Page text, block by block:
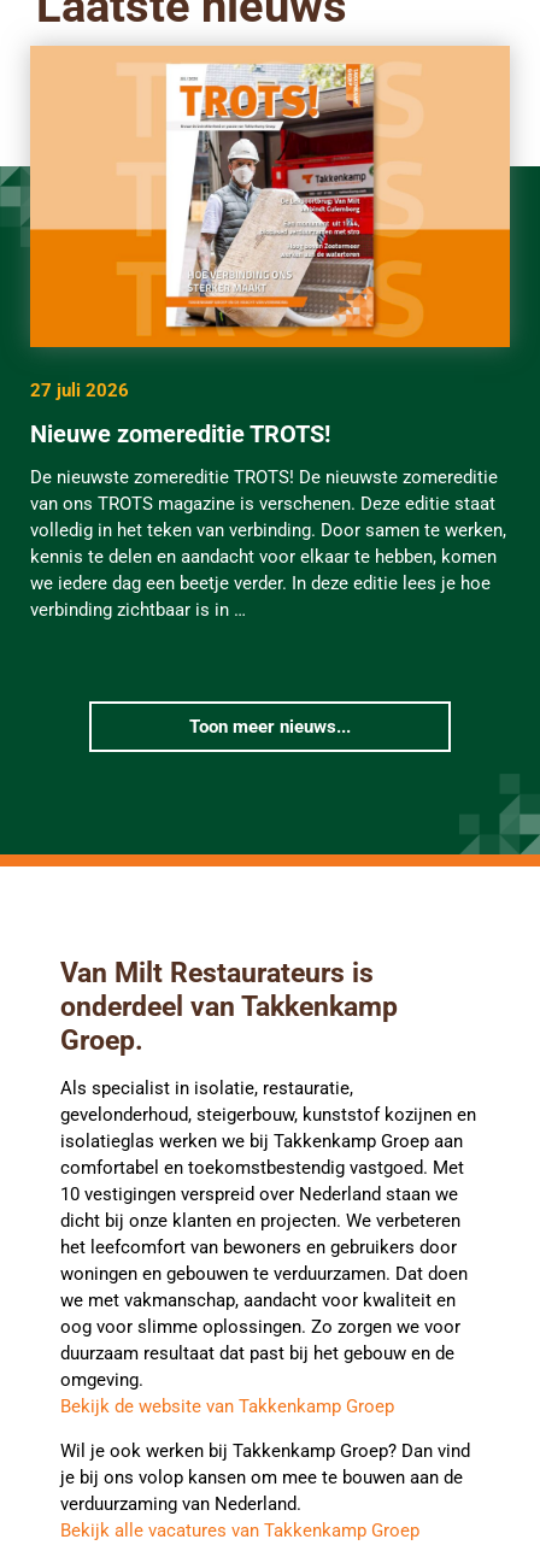
27 juli 2026
Nieuwe zomereditie TROTS!
De nieuwste zomereditie TROTS! De nieuwste zomereditie
van ons TROTS magazine is verschenen. Deze editie staat
volledig in het teken van verbinding. Door samen te werken,
kennis te delen en aandacht voor elkaar te hebben, komen
we iedere dag een beetje verder. In deze editie lees je hoe
verbinding zichtbaar is in …
Toon meer nieuws...
Van Milt Restaurateurs is
onderdeel van Takkenkamp
Groep.
Als specialist in isolatie, restauratie,
gevelonderhoud, steigerbouw, kunststof kozijnen en
isolatieglas werken we bij Takkenkamp Groep aan
comfortabel en toekomstbestendig vastgoed. Met
10 vestigingen verspreid over Nederland staan we
dicht bij onze klanten en projecten. We verbeteren
het leefcomfort van bewoners en gebruikers door
woningen en gebouwen te verduurzamen. Dat doen
we met vakmanschap, aandacht voor kwaliteit en
oog voor slimme oplossingen. Zo zorgen we voor
duurzaam resultaat dat past bij het gebouw en de
omgeving.
Bekijk de website van Takkenkamp Groep
Wil je ook werken bij Takkenkamp Groep? Dan vind
je bij ons volop kansen om mee te bouwen aan de
verduurzaming van Nederland.
Bekijk alle vacatures van Takkenkamp Groep